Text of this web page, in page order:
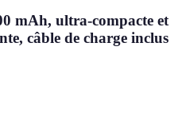
mAh, ultra-compacte et
câble de charge inclus